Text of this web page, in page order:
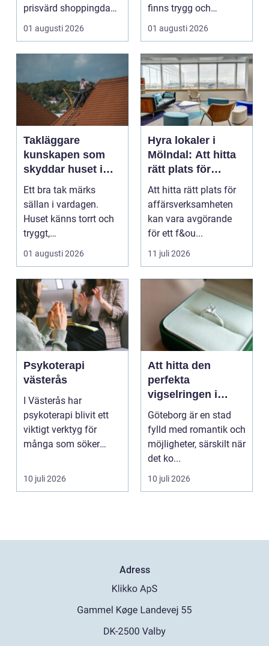
prisvärd shoppingdag
med en enkel och ...
01 augusti 2026
finns trygg och
prisvärd hjälp när bilen
01 augusti 2026
Takläggare
kunskapen som
skyddar huset i
längden
Ett bra tak märks
sällan i vardagen.
Huset känns torrt och
tryggt,
inomhusklimatet
fungerar och ener...
01 augusti 2026
Hyra lokaler i
Mölndal: Att hitta
rätt plats för
affärsverksamhete
Att hitta rätt plats för
affärsverksamheten
kan vara avgörande
för ett f&ou...
11 juli 2026
Psykoterapi
västerås
I Västerås har
psykoterapi blivit ett
viktigt verktyg för
många som söker
välmående i liv...
10 juli 2026
Att hitta den
perfekta
vigselringen i
Göteborg
Göteborg är en stad
fylld med romantik och
möjligheter, särskilt när
det ko...
10 juli 2026
Adress